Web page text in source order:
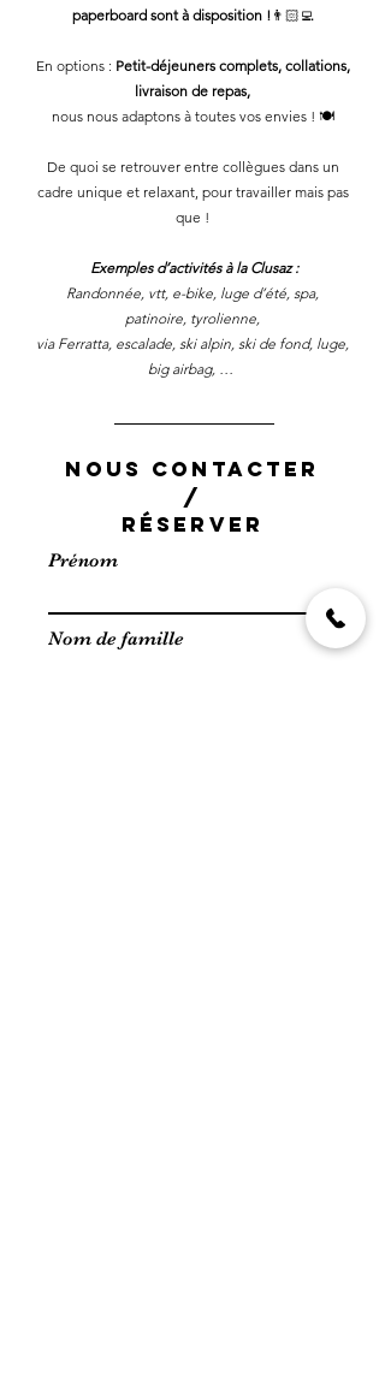
paperboard sont à disposition !👨🏻‍💻
En options : Petit-déjeuners complets, collations,
livraison de repas,
nous nous adaptons à toutes vos envies ! 🍽️
De quoi se retrouver entre collègues dans un
cadre unique et relaxant, pour travailler mais pas
que !
Exemples d’activités à la Clusaz:
Randonnée, vtt, e-bike, luge d’été, spa,
patinoire, tyrolienne,
via Ferratta, escalade, ski alpin, ski de fond, luge,
big airbag, …
NOUS CONTACTER
/
RÉSERVER
Prénom
Nom de famille